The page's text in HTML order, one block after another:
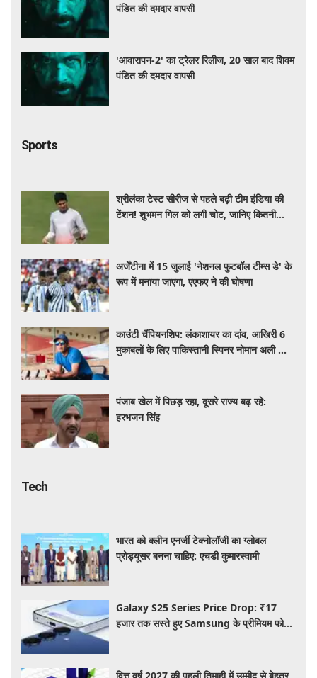
पंडित की दमदार वापसी
'आवारापन-2' का ट्रेलर रिलीज, 20 साल बाद शिवम
पंडित की दमदार वापसी
Sports
श्रीलंका टेस्ट सीरीज से पहले बढ़ी टीम इंडिया की
टेंशन! शुभमन गिल को लगी चोट, जानिए कितनी
अर्जेंटीना में 15 जुलाई 'नेशनल फुटबॉल टीम्स डे' के
रूप में मनाया जाएगा, एएफए ने की घोषणा
काउंटी चैंपियनशिप: लंकाशायर का दांव, आखिरी 6
मुकाबलों के लिए पाकिस्तानी स्पिनर नोमान अली को
पंजाब खेल में पिछड़ रहा, दूसरे राज्य बढ़ रहे:
हरभजन सिंह
Tech
भारत को क्लीन एनर्जी टेक्नोलॉजी का ग्लोबल
प्रोड्यूसर बनना चाहिए: एचडी कुमारस्वामी
Galaxy S25 Series Price Drop: ₹17
हजार तक सस्ते हुए Samsung के प्रीमियम फोन,
वित्त वर्ष 2027 की पहली तिमाही में उम्मीद से बेहतर